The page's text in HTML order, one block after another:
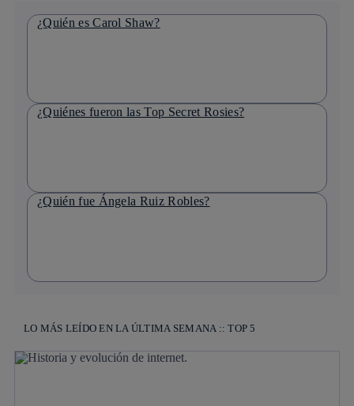
¿Quién es Carol Shaw?
¿Quiénes fueron las Top Secret Rosies?
¿Quién fue Ángela Ruiz Robles?
LO MÁS LEÍDO EN LA ÚLTIMA SEMANA :: TOP 5